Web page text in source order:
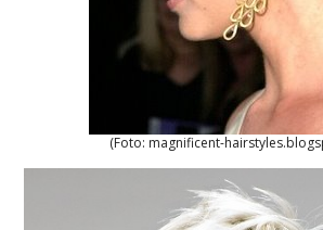
(Foto: magnificent-